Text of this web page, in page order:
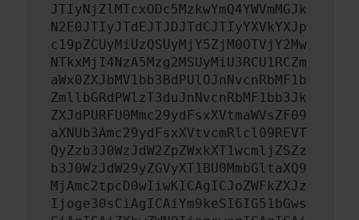
JTIyNjZlMTcxODc5MzkwYmQ4YWVmMGJk
N2E0JTIyJTdEJTJDJTdCJTIyYXVkYXJp
c19pZCUyMiUzQSUyMjY5ZjM0OTVjY2Mw
NTkxMjI4NzA5Mzg2MSUyMiU3RCU1RCZm
aWx0ZXJbMV1bb3BdPUlOJnNvcnRbMF1b
ZmllbGRdPWlzT3duJnNvcnRbMF1bb3Jk
ZXJdPURFU0Mmc29ydFsxXVtmaWVsZF09
aXNUb3Amc29ydFsxXVtvcmRlcl09REVT
QyZzb3J0WzJdW2ZpZWxkXT1wcmljZSZz
b3J0WzJdW29yZGVyXT1BU0MmbGltaXQ9
MjAmc2tpcD0wIiwKICAgICJoZWFkZXJz
Ijoge30sCiAgICAiYm9keSI6IG51bGws